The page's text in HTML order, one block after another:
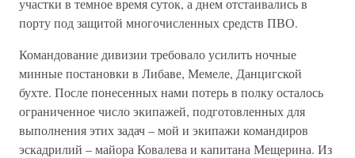
участки в темное время суток, а днем отстаивались в
порту под защитой многочисленных средств ПВО.
Командование дивизии требовало усилить ночные
минные постановки в Либаве, Мемеле, Данцигской
бухте. После понесенных нами потерь в полку осталось
ограниченное число экипажей, подготовленных для
выполнения этих задач – мой и экипажи командиров
эскадрилий – майора Ковалева и капитана Мещерина. Из